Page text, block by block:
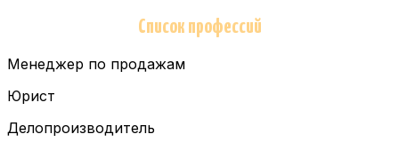
Список профессий
Менеджер по продажам
Юрист
Делопроизводитель